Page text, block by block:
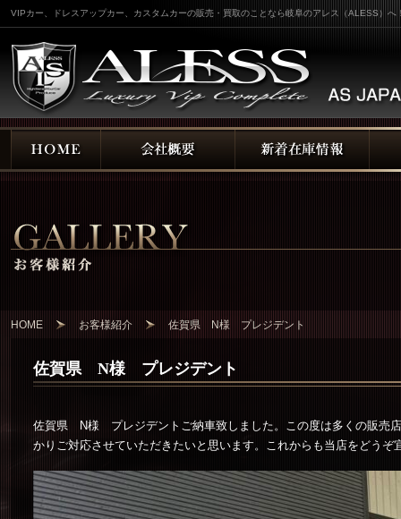
VIPカー、ドレスアップカー、カスタムカーの販売・買取のことなら岐阜のアレス（ALESS）へ
HOME お客様紹介 佐賀県 N様 プレジデント
佐賀県 N様 プレジデント
佐賀県 N様 プレジデントご納車致しました。この度は多くの販売
かりご対応させていただきたいと思います。これからも当店をどう